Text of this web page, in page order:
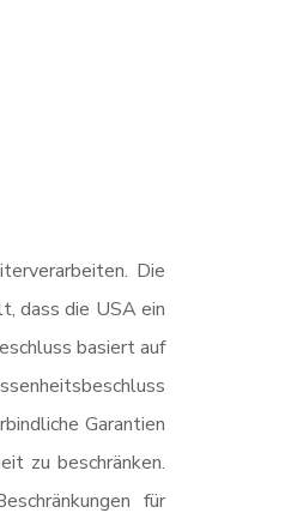
Die
dass die USA ein
basiert auf
Garantien
zu beschränken.
für